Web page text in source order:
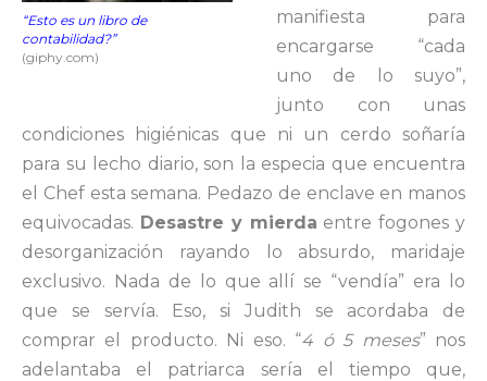
“Esto es un libro de
contabilidad?”
(giphy.com)
manifiesta para
encargarse “cada
uno de lo suyo”,
junto con unas
condiciones higiénicas que ni un cerdo soñaría
para su lecho diario, son la especia que encuentra
el Chef esta semana. Pedazo de enclave en manos
equivocadas. Desastre y mierda entre fogones y
desorganización rayando lo absurdo, maridaje
exclusivo. Nada de lo que allí se “vendía” era lo
que se servía. Eso, si Judith se acordaba de
comprar el producto. Ni eso. “4 ó 5 meses” nos
adelantaba el patriarca sería el tiempo que,